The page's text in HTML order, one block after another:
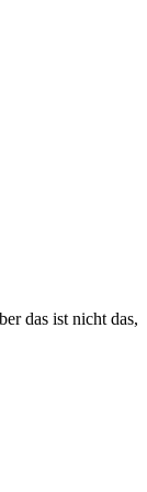
das ist nicht das,